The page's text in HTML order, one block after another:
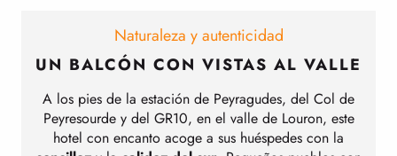
Naturaleza y autenticidad
UN BALCÓN CON VISTAS AL VALLE
A los pies de la estación de Peyragudes, del Col de
Peyresourde y del GR10, en el valle de Louron, este
hotel con encanto acoge a sus huéspedes con la